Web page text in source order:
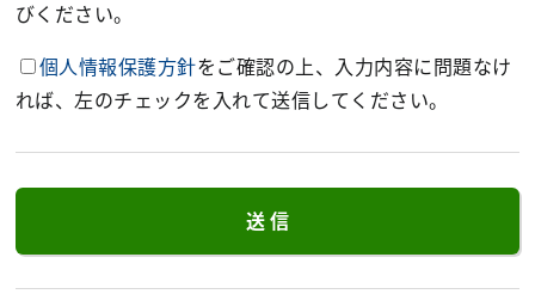
びください。
個人情報保護方針をご確認の上、入力内容に問題なけ
れば、左のチェックを入れて送信してください。